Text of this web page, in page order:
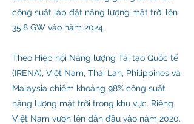
công suất lắp đặt năng lượng mặt trời lên
35,8 GW vào năm 2024.
Theo Hiệp hội Năng lượng Tái tạo Quốc tế
(IRENA), Việt Nam, Thái Lan, Philippines và
Malaysia chiếm khoảng 98% công suất
năng lượng mặt trời trong khu vực. Riêng
Việt Nam vươn lên dẫn đầu vào năm 2020.